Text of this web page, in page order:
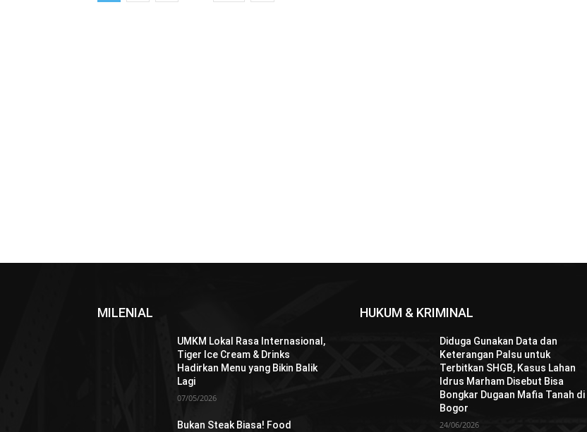
MILENIAL
UMKM Lokal Rasa Internasional,
Tiger Ice Cream & Drinks
Hadirkan Menu yang Bikin Balik
Lagi
07/05/2026
Bukan Steak Biasa! Food
HUKUM & KRIMINAL
Diduga Gunakan Data dan
Keterangan Palsu untuk
Terbitkan SHGB, Kasus Lahan
Idrus Marham Disebut Bisa
Bongkar Dugaan Mafia Tanah di
Bogor
24/06/2026